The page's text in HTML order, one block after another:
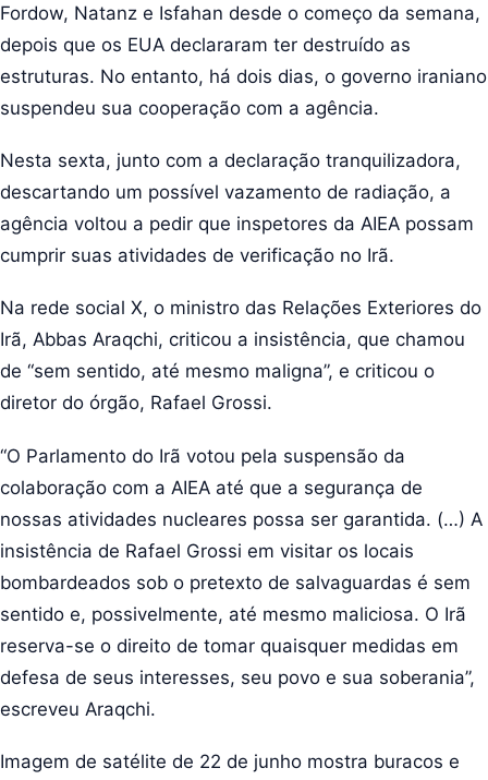
Fordow, Natanz e Isfahan desde o começo da semana,
depois que os EUA declararam ter destruído as
estruturas. No entanto, há dois dias, o governo iraniano
suspendeu sua cooperação com a agência.
Nesta sexta, junto com a declaração tranquilizadora,
descartando um possível vazamento de radiação, a
agência voltou a pedir que inspetores da AIEA possam
cumprir suas atividades de verificação no Irã.
Na rede social X, o ministro das Relações Exteriores do
Irã, Abbas Araqchi, criticou a insistência, que chamou
de “sem sentido, até mesmo maligna”, e criticou o
diretor do órgão, Rafael Grossi.
“O Parlamento do Irã votou pela suspensão da
colaboração com a AIEA até que a segurança de
nossas atividades nucleares possa ser garantida. (…) A
insistência de Rafael Grossi em visitar os locais
bombardeados sob o pretexto de salvaguardas é sem
sentido e, possivelmente, até mesmo maliciosa. O Irã
reserva-se o direito de tomar quaisquer medidas em
defesa de seus interesses, seu povo e sua soberania”,
escreveu Araqchi.
Imagem de satélite de 22 de junho mostra buracos e